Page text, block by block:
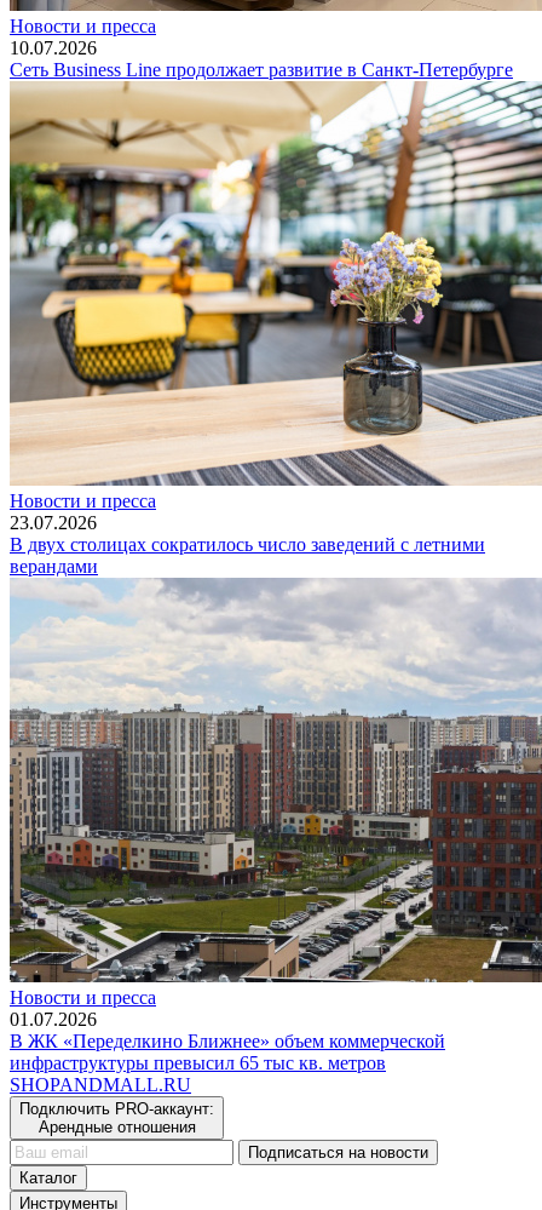
Новости и пресса
10.07.2026
Сеть Business Line продолжает развитие в Санкт-Петербурге
Новости и пресса
23.07.2026
В двух столицах сократилось число заведений с летними
верандами
Новости и пресса
01.07.2026
В ЖК «Переделкино Ближнее» объем коммерческой
инфраструктуры превысил 65 тыс кв. метров
SHOPANDMALL.RU
Подключить PRO-аккаунт:
Арендные отношения
Подписаться на новости
Каталог
Инструменты